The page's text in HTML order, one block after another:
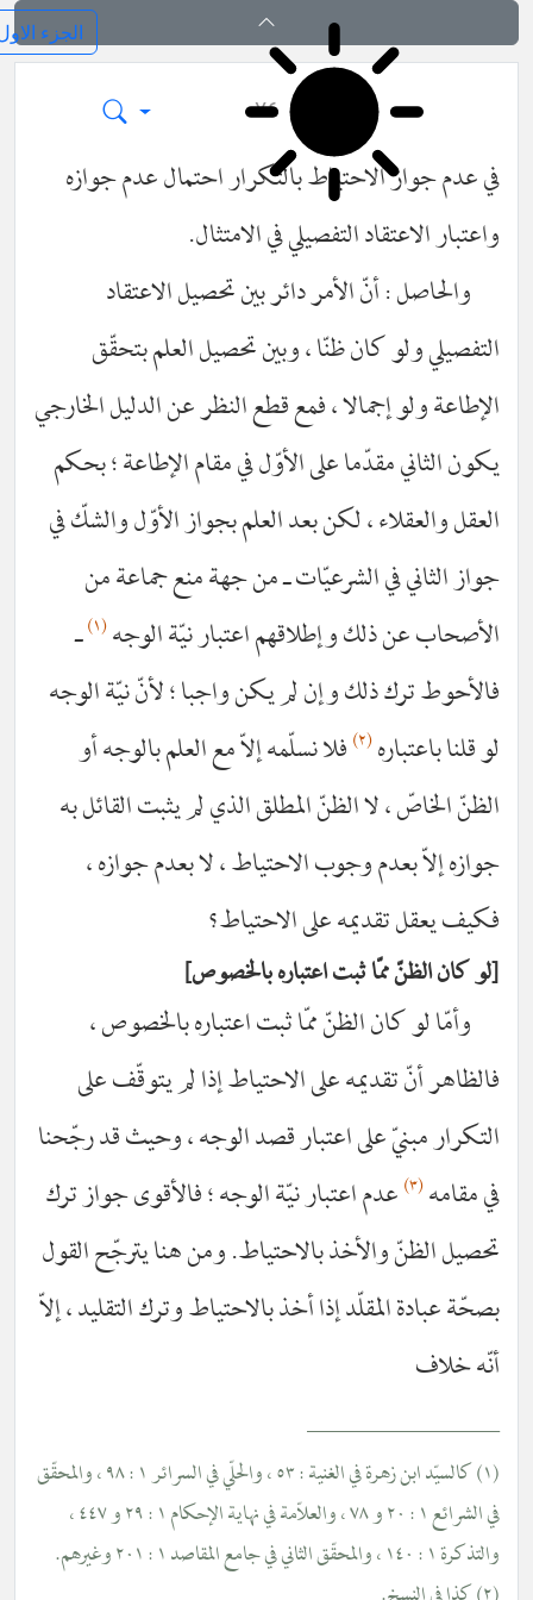
الاصول (رسائل)
٧٤
بالتكرار احتمال عدم جوازه
التفصيلي في الامتثال.
أنّ الأمر دائر بين تحصيل الاعتقاد
كان ظنّا ، وبين تحصيل العلم بتحقّق
، فمع قطع النظر عن الدليل الخارجي
مقدّما على الأوّل في مقام الإطاعة ؛ بحكم
، لكن بعد العلم بجواز الأوّل والشكّ في
في الشرعيّات ـ من جهة منع جماعة من
وإطلاقهم اعتبار نيّة الوجه(١) ـ
ذلك وإن لم يكن واجبا ؛ لأنّ نيّة الوجه
(٢) فلا نسلّمه إلاّ مع العلم بالوجه أو
لا الظنّ المطلق الذي لم يثبت القائل به
وجوب الاحتياط ، لا بعدم جوازه ،
على الاحتياط؟
ممّا ثبت اعتباره بالخصوص
الظنّ ممّا ثبت اعتباره بالخصوص ،
على الاحتياط إذا لم يتوقّف على
على اعتبار قصد الوجه ، وحيث قد رجّحنا
عدم اعتبار نيّة الوجه ؛ فالأقوى جواز ترك
بالاحتياط. ومن هنا يترجّح القول
إذا أخذ بالاحتياط وترك التقليد ، إلاّ
(١) كالسيّد ابن زهرة في الغنية : ٥٣ ، والحلّي في السرائر ١ : ٩٨ ، والمحقّق
في الشرائع ١ : ٢٠ و ٧٨ ، والعلاّمة في نهاية الإحكام ١ : ٢٩ و ٤٤٧ ،